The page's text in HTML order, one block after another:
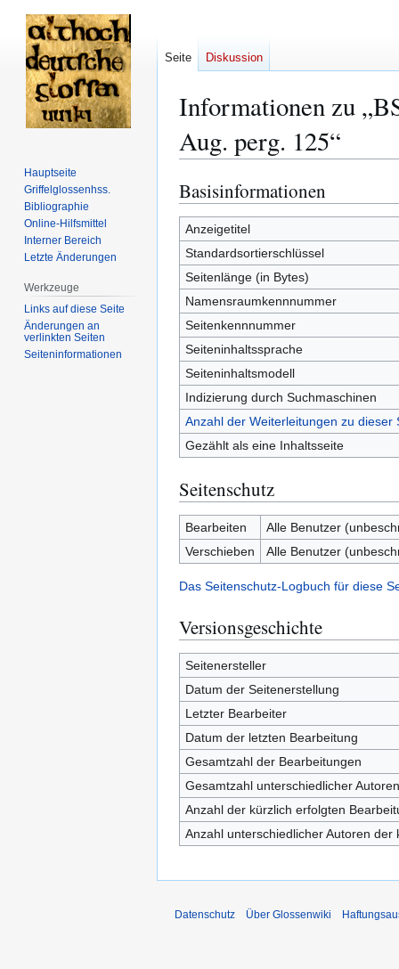
Informationen zu
Aug. perg. 125“
Zur
Navigation
springen
Zur
Suche
springen
Basisinformationen
Anzeigetitel
Standardsortierschlüssel
Seitenlänge (in Bytes)
Namensraumkennnummer
Seitenkennnummer
Seiteninhaltssprache
Seiteninhaltsmodell
Indizierung durch Suchmaschinen
Anzahl der Weiterleitungen zu dieser
Gezählt als eine Inhaltsseite
Seitenschutz
Bearbeiten
Alle Benutzer
Verschieben
Alle Benutzer
Das Seitenschutz-Logbuch für diese
Versionsgeschichte
Seitenersteller
Datum der Seitenerstellung
Letzter Bearbeiter
Datum der letzten Bearbeitung
Gesamtzahl der Bearbeitungen
Gesamtzahl unterschiedlicher Autoren
Anzahl der kürzlich erfolgten
Anzahl unterschiedlicher Autoren
Seite Diskussion
Hauptseite
Griffelglossenhss.
Bibliographie
Online-Hilfsmittel
Interner Bereich
Letzte Änderungen
Werkzeuge
Links auf diese Seite
Änderungen an
verlinkten Seiten
Seiten­­informationen
Datenschutz Über Glossenwiki